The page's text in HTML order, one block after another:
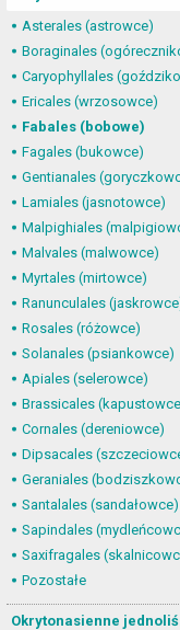
Asterales (astrowce)
Ericales (wrzosowce)
Fabales (bobowe)
Fagales (bukowce)
Gentianales
Lamiales (jasnotowce)
Malpighiales
Malvales (malwowce)
Myrtales (mirtowce)
Ranunculales
Rosales (różowce)
Solanales (psiankowce)
Apiales (selerowce)
Brassicales
Cornales (dereniowce)
Dipsacales
Geraniales
Santalales (sandałowce)
Sapindales
Saxifragales
Pozostałe